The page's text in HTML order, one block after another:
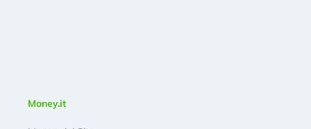
Money.it